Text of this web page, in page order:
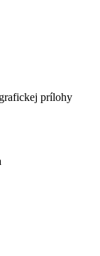
prílohy